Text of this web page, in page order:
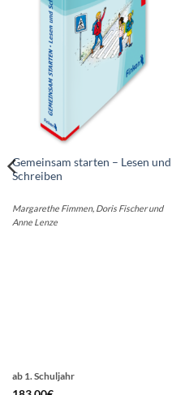
Gemeinsam starten – Lesen und
Schreiben
ab 1. Schuljahr
Margarethe Fimmen, Doris Fischer und
Anne Lenze